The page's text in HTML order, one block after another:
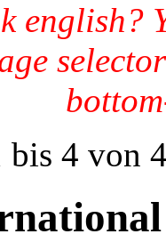
english?
bis 4 von